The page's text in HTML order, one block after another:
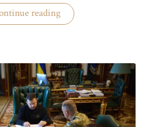
reading«В
Украину
товаров»